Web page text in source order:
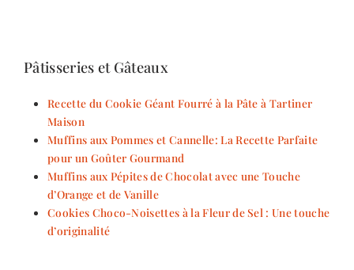
Pâtisseries et Gâteaux
Recette du Cookie Géant Fourré à la Pâte à Tartiner
Maison
Muffins aux Pommes et Cannelle: La Recette Parfaite
pour un Goûter Gourmand
Muffins aux Pépites de Chocolat avec une Touche
d’Orange et de Vanille
Cookies Choco-Noisettes à la Fleur de Sel : Une touche
d’originalité